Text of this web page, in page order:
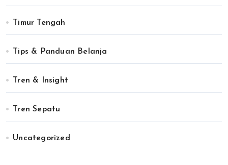
Timur Tengah
Tips & Panduan Belanja
Tren & Insight
Tren Sepatu
Uncategorized